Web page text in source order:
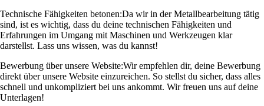
Technische Fähigkeiten betonen:Da wir in der Metallbearbeitung tätig
sind, ist es wichtig, dass du deine technischen Fähigkeiten und
Erfahrungen im Umgang mit Maschinen und Werkzeugen klar
darstellst. Lass uns wissen, was du kannst!
Bewerbung über unsere Website:Wir empfehlen dir, deine Bewerbung
direkt über unsere Website einzureichen. So stellst du sicher, dass alles
schnell und unkompliziert bei uns ankommt. Wir freuen uns auf deine
Unterlagen!